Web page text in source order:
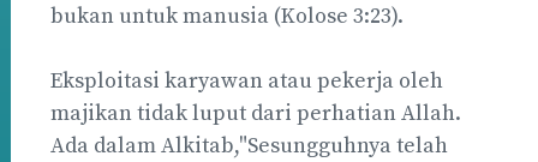
bukan untuk manusia (Kolose 3:23).
Eksploitasi karyawan atau pekerja oleh
majikan tidak luput dari perhatian Allah.
Ada dalam Alkitab,"Sesungguhnya telah